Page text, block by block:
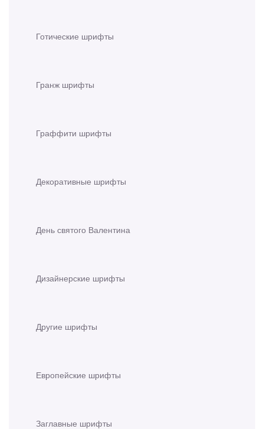
Готические шрифты
Гранж шрифты
Граффити шрифты
Декоративные шрифты
День святого Валентина
Дизайнерские шрифты
Другие шрифты
Европейские шрифты
Заглавные шрифты